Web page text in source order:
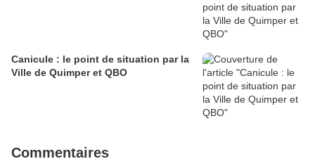
Canicule : le point de situation par la
Ville de Quimper et QBO
Commentaires